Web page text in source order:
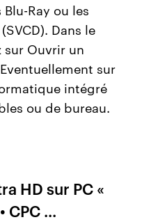
Blu-Ray ou les
Dans le
sur Ouvrir un
sur
intégré
ou de bureau.
HD sur PC «
CPC ...